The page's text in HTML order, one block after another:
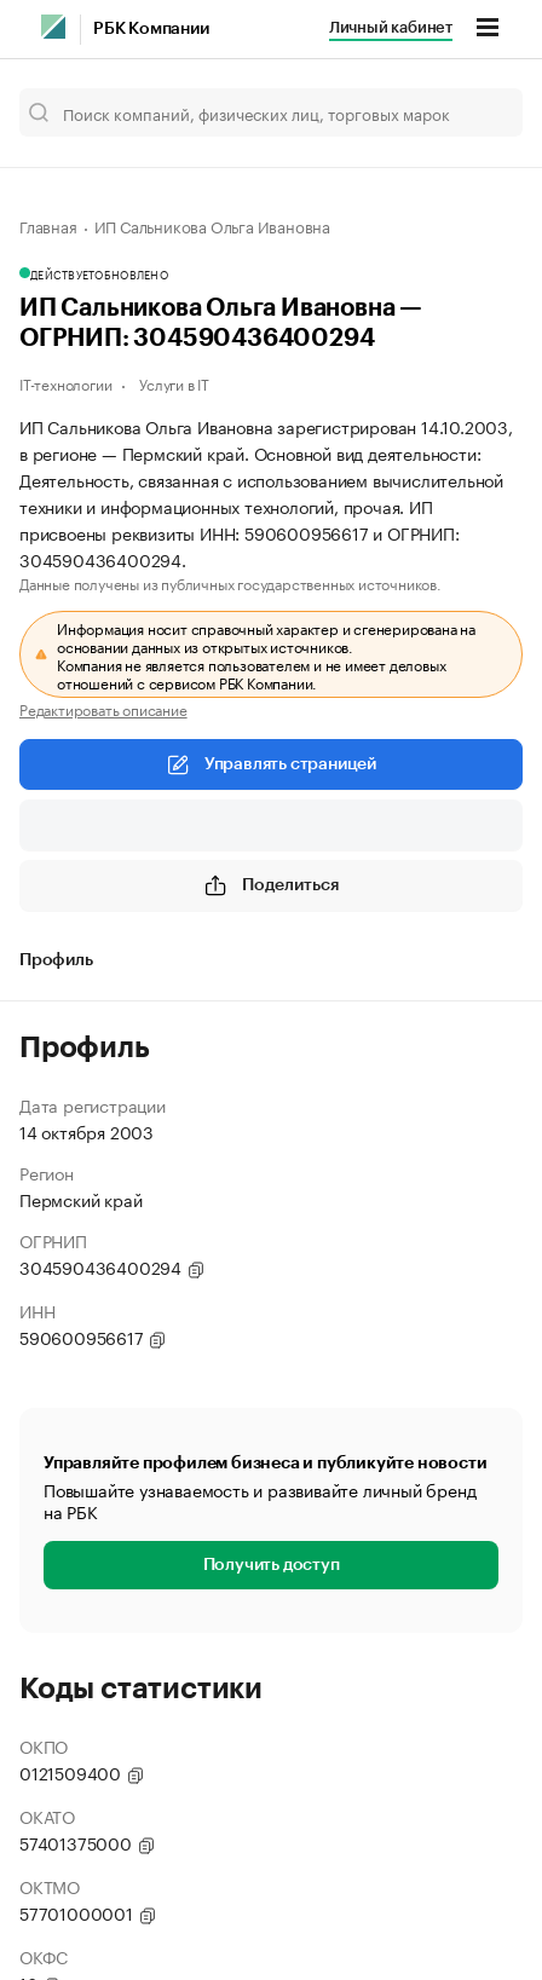
РБК Компании Личный кабинет
Главная ИП Сальникова Ольга Ивановна
ДЕЙСТВУЕТОБНОВЛЕНО
ИП Сальникова Ольга Ивановна —
ОГРНИП: 304590436400294
IT-технологии Услуги в IT
ИП Сальникова Ольга Ивановна зарегистрирован 14.10.2003,
в регионе — Пермский край. Основной вид деятельности:
Деятельность, связанная с использованием вычислительной
техники и информационных технологий, прочая. ИП
присвоены реквизиты ИНН: 590600956617 и ОГРНИП:
304590436400294.
Данные получены из публичных государственных источников.
Информация носит справочный характер и сгенерирована на
основании данных из открытых источников.
Компания не является пользователем и не имеет деловых
отношений с сервисом РБК Компании.
Редактировать описание
Управлять страницей
Поделиться
Профиль
Профиль
Дата регистрации
14 октября 2003
Регион
Пермский край
ОГРНИП
304590436400294
ИНН
590600956617
Управляйте профилем бизнеса и публикуйте новости
Повышайте узнаваемость и развивайте личный бренд
на РБК
Получить доступ
Коды статистики
ОКПО
0121509400
ОКАТО
57401375000
ОКТМО
57701000001
ОКФС